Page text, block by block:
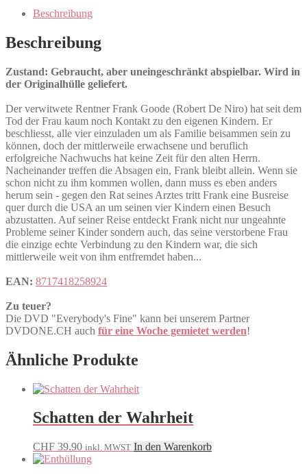
Beschreibung
Beschreibung
Zustand: Gebraucht, aber uneingeschränkt abspielbar. Wird in
der Originalhülle geliefert.
Der verwitwete Rentner Frank Goode (Robert De Niro) hat seit dem
Tod der Frau kaum noch Kontakt zu den eigenen Kindern. Er
beschliesst, alle vier einzuladen um als Familie beisammen sein zu
können, doch der mittlerweile erwachsene und beruflich
erfolgreiche Nachwuchs hat keine Zeit für den alten Herrn.
Nacheinander treffen die Absagen ein, Frank bleibt allein. Wenn sie
schon nicht zu ihm kommen wollen, dann muss es eben anders
herum sein - gegen den Rat seines Arztes tritt Frank eine Busreise
quer durch die USA an um seinen vier Kindern einen Besuch
abzustatten. Auf seiner Reise entdeckt Frank nicht nur ungeahnte
Probleme seiner Kinder sondern auch, das seine verstorbene Frau
die einzige echte Verbindung zu den Kindern war, die sich
mittlerweile weit von ihm entfremdet haben...
EAN: 8717418258924
Zu teuer?
Die DVD "Everybody's Fine" kann bei unserem Partner
DVDONE.CH auch für eine Woche gemietet werden!
Ähnliche Produkte
Schatten der Wahrheit
CHF 39.90 inkl. MWST In den Warenkorb